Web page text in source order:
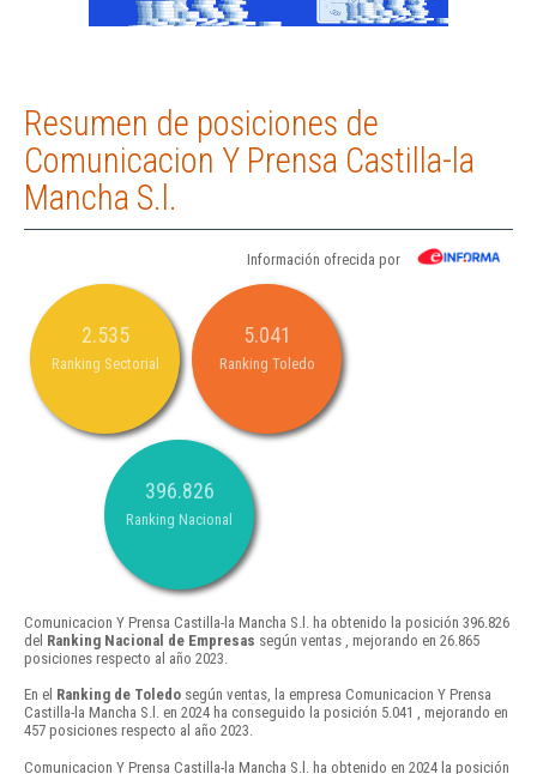
Resumen de posiciones de
Comunicacion Y Prensa Castilla-la
Mancha S.l.
Información ofrecida por
2.535
Ranking Sectorial
5.041
Ranking Toledo
396.826
Ranking Nacional
Comunicacion Y Prensa Castilla-la Mancha S.l. ha obtenido la posición 396.826
del Ranking Nacional de Empresas según ventas , mejorando en 26.865
posiciones respecto al año 2023.
En el Ranking de Toledo según ventas, la empresa Comunicacion Y Prensa
Castilla-la Mancha S.l. en 2024 ha conseguido la posición 5.041 , mejorando en
457 posiciones respecto al año 2023.
Comunicacion Y Prensa Castilla-la Mancha S.l. ha obtenido en 2024 la posición